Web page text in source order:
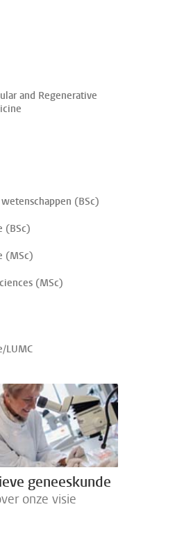
and Regenerative
(BSc)
(BSc)
(MSc)
(MSc)
LUMC
geneeskunde
onze visie